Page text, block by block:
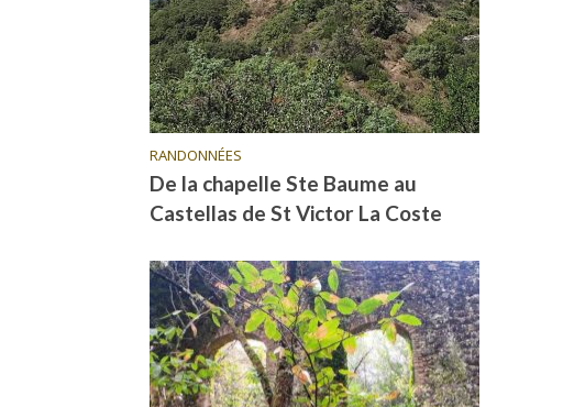
RANDONNÉES
De la chapelle Ste Baume au
Castellas de St Victor La Coste